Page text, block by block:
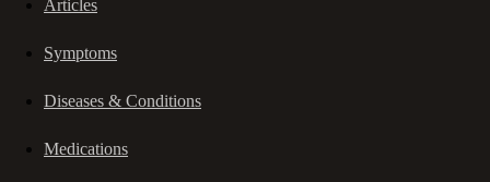
Articles
Symptoms
Diseases & Conditions
Medications